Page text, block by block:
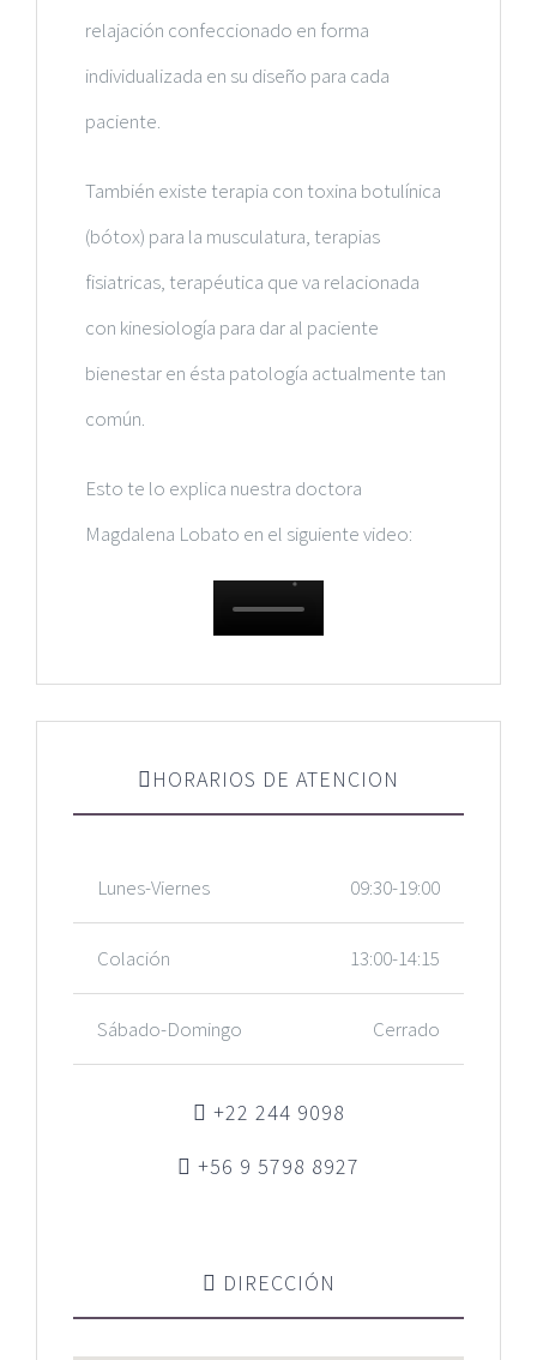
relajación confeccionado en forma
individualizada en su diseño para cada
paciente.
También existe terapia con toxina botulínica
(bótox) para la musculatura, terapias
fisiatricas, terapéutica que va relacionada
con kinesiología para dar al paciente
bienestar en ésta patología actualmente tan
común.
Esto te lo explica nuestra doctora
Magdalena Lobato en el siguiente video:
HORARIOS DE ATENCION
Lunes-Viernes 09:30-19:00
Colación 13:00-14:15
Sábado-Domingo Cerrado
+22 244 9098
+56 9 5798 8927
DIRECCIÓN